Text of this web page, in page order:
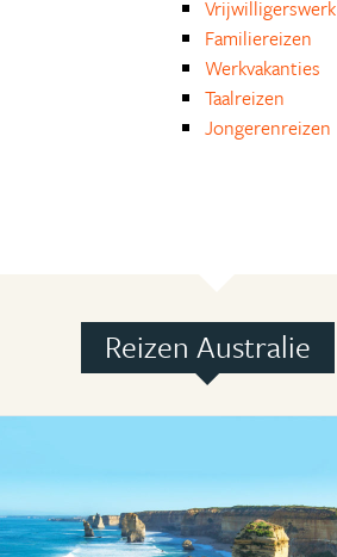
Vrijwilligerswerk
Familiereizen
Werkvakanties
Taalreizen
Jongerenreizen
Reizen Australie